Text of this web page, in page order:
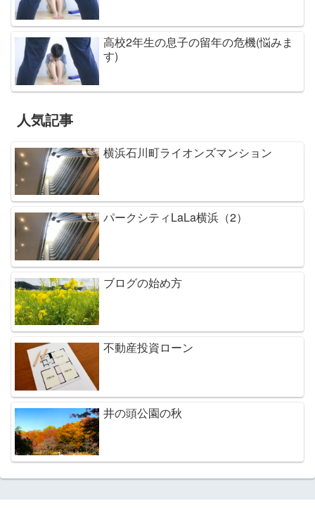
高校2年生の息子の留年の危機(悩みま
す)
人気記事
横浜石川町ライオンズマンション
パークシティLaLa横浜（2）
ブログの始め方
不動産投資ローン
井の頭公園の秋